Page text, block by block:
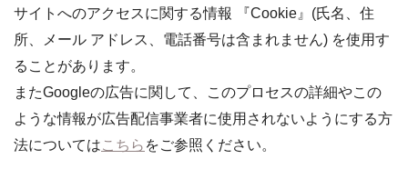
サイトへのアクセスに関する情報 『Cookie』(氏名、住
所、メール アドレス、電話番号は含まれません) を使用す
ることがあります。
またGoogleの広告に関して、このプロセスの詳細やこの
ような情報が広告配信事業者に使用されないようにする方
法についてはこちら をご参照ください。